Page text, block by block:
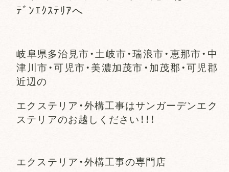
ﾃﾞﾝｴｸｽﾃﾘｱへ
岐阜県多治見市・土岐市・瑞浪市・恵那市・中
津川市・可児市・美濃加茂市・加茂郡・可児郡
近辺の
エクステリア・外構工事はサンガーデンエク
ステリアのお越しください！！！
エクステリア・外構工事の専門店